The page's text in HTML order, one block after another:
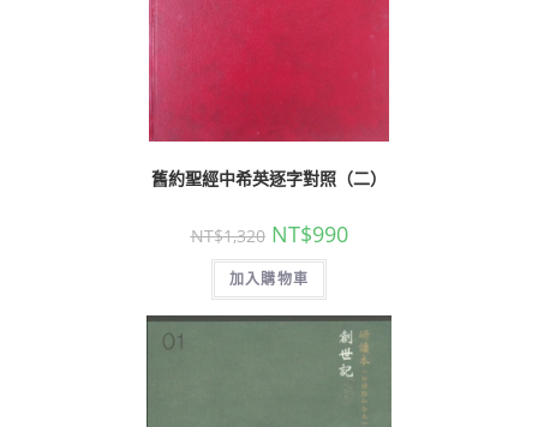
舊約聖經中希英逐字對照（二）
NT$1,320 NT$990
加入購物車